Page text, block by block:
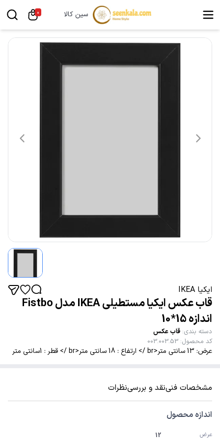
سین کالا 0
ایکیا IKEA
قاب عکس ایکیا مستطیلی IKEA مدل Fistbo
اندازه 15*10
دسته بندی: قاب عکس
کد محصول:
003.003.53
عرض: 13 سانتی متر<br /> ارتفاع : 18 سانتی متر<br /> قطر : 1سانتی متر
مشخصات فنینقد و بررسینظرات
اندازه محصول
عرض 12